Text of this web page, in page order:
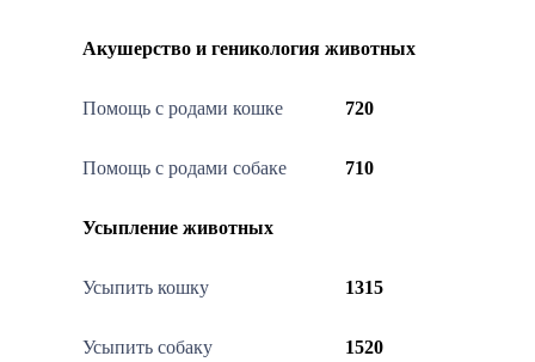
Акушерство и геникология животных
Помощь с родами кошке 720
Помощь с родами собаке 710
Усыпление животных
Усыпить кошку 1315
Усыпить собаку 1520